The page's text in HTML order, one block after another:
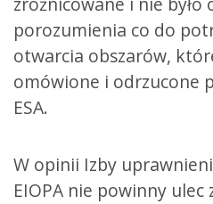
porozumienia co do
otwarcia obszarów,
omówione i odrzucone
ESA.
W opinii Izby
EIOPA nie powinny ulec